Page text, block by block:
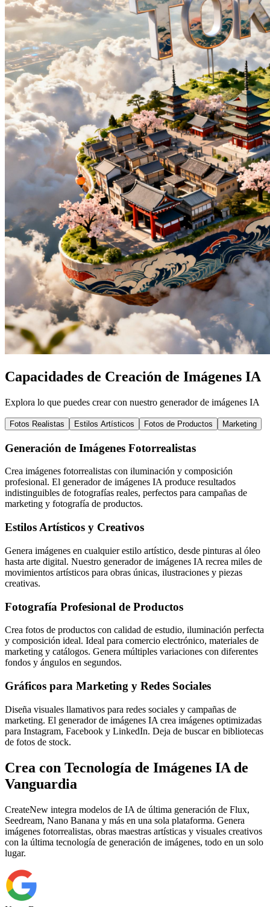
Capacidades de Creación de Imágenes IA
Explora lo que puedes crear con nuestro generador de imágenes IA
Fotos Realistas Estilos Artísticos Fotos de Productos Marketing
Generación de Imágenes Fotorrealistas
Crea imágenes fotorrealistas con iluminación y composición
profesional. El generador de imágenes IA produce resultados
indistinguibles de fotografías reales, perfectos para campañas de
marketing y fotografía de productos.
Estilos Artísticos y Creativos
Genera imágenes en cualquier estilo artístico, desde pinturas al óleo
hasta arte digital. Nuestro generador de imágenes IA recrea miles de
movimientos artísticos para obras únicas, ilustraciones y piezas
creativas.
Fotografía Profesional de Productos
Crea fotos de productos con calidad de estudio, iluminación perfecta
y composición ideal. Ideal para comercio electrónico, materiales de
marketing y catálogos. Genera múltiples variaciones con diferentes
fondos y ángulos en segundos.
Gráficos para Marketing y Redes Sociales
Diseña visuales llamativos para redes sociales y campañas de
marketing. El generador de imágenes IA crea imágenes optimizadas
para Instagram, Facebook y LinkedIn. Deja de buscar en bibliotecas
de fotos de stock.
Crea con Tecnología de Imágenes IA de
Vanguardia
CreateNew integra modelos de IA de última generación de Flux,
Seedream, Nano Banana y más en una sola plataforma. Genera
imágenes fotorrealistas, obras maestras artísticas y visuales creativos
con la última tecnología de generación de imágenes, todo en un solo
lugar.